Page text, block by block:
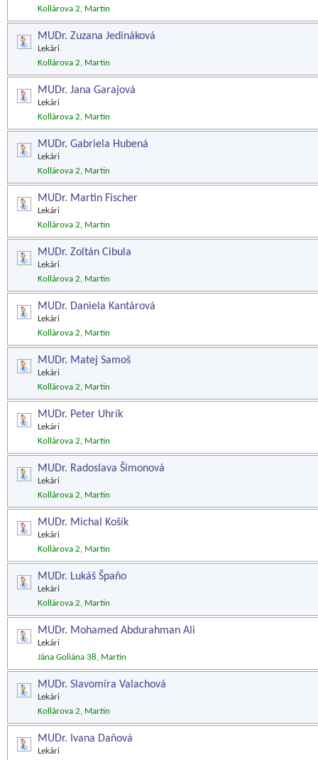
Kollárova 2, Martin
MUDr. Zuzana Jedináková
Lekári
Kollárova 2, Martin
MUDr. Jana Garajová
Lekári
Kollárova 2, Martin
MUDr. Gabriela Hubená
Lekári
Kollárova 2, Martin
MUDr. Martin Fischer
Lekári
Kollárova 2, Martin
MUDr. Zoltán Cibula
Lekári
Kollárova 2, Martin
MUDr. Daniela Kantárová
Lekári
Kollárova 2, Martin
MUDr. Matej Samoš
Lekári
Kollárova 2, Martin
MUDr. Peter Uhrík
Lekári
Kollárova 2, Martin
MUDr. Radoslava Šimonová
Lekári
Kollárova 2, Martin
MUDr. Michal Košík
Lekári
Kollárova 2, Martin
MUDr. Lukáš Špaňo
Lekári
Kollárova 2, Martin
MUDr. Mohamed Abdurahman Ali
Lekári
Jána Goliána 38, Martin
MUDr. Slavomíra Valachová
Lekári
Kollárova 2, Martin
MUDr. Ivana Daňová
Lekári